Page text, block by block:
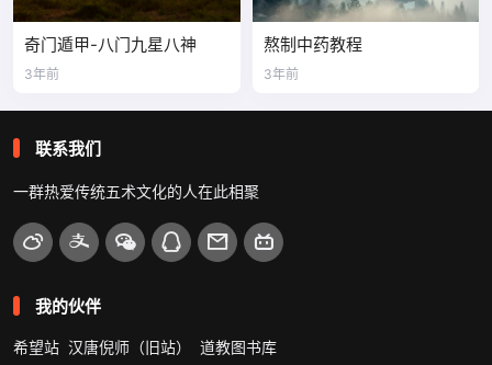
奇门遁甲-八门九星八神
3年前
熬制中药教程
3年前
联系我们
一群热爱传统五术文化的人在此相聚
我的伙伴
希望站 汉唐倪师（旧站） 道教图书库